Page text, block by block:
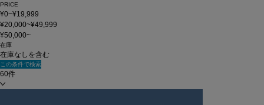
PRICE
¥0~¥19,999
¥20,000~¥49,999
¥50,000~
在庫
在庫なしを含む
この条件で検索
60件